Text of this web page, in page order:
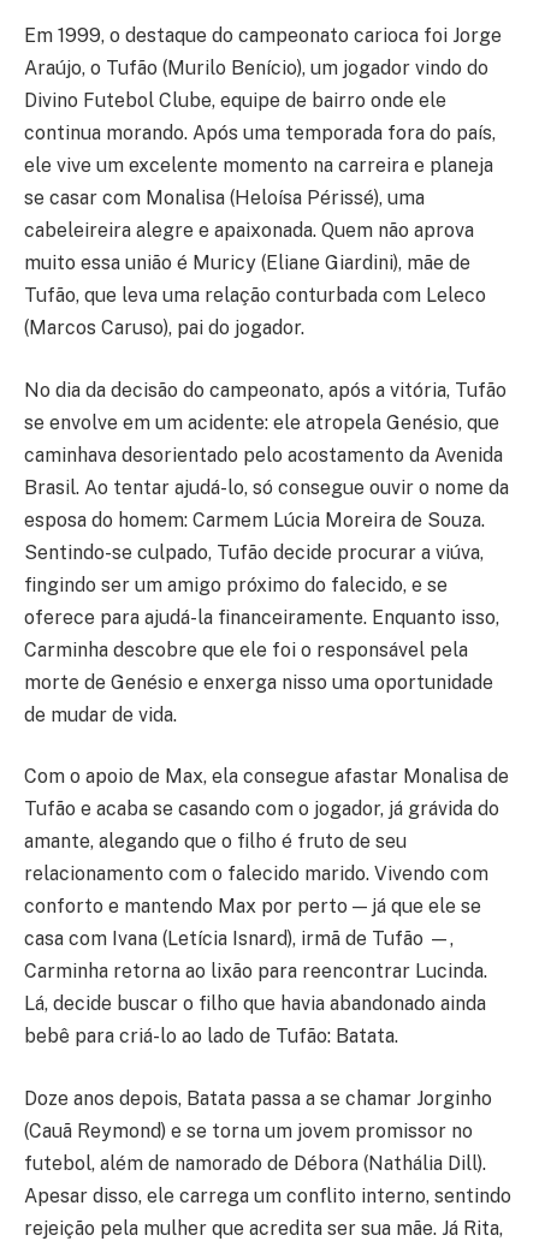
Em 1999, o destaque do campeonato carioca foi Jorge
Araújo, o Tufão (Murilo Benício), um jogador vindo do
Divino Futebol Clube, equipe de bairro onde ele
continua morando. Após uma temporada fora do país,
ele vive um excelente momento na carreira e planeja
se casar com Monalisa (Heloísa Périssé), uma
cabeleireira alegre e apaixonada. Quem não aprova
muito essa união é Muricy (Eliane Giardini), mãe de
Tufão, que leva uma relação conturbada com Leleco
(Marcos Caruso), pai do jogador.
No dia da decisão do campeonato, após a vitória, Tufão
se envolve em um acidente: ele atropela Genésio, que
caminhava desorientado pelo acostamento da Avenida
Brasil. Ao tentar ajudá-lo, só consegue ouvir o nome da
esposa do homem: Carmem Lúcia Moreira de Souza.
Sentindo-se culpado, Tufão decide procurar a viúva,
fingindo ser um amigo próximo do falecido, e se
oferece para ajudá-la financeiramente. Enquanto isso,
Carminha descobre que ele foi o responsável pela
morte de Genésio e enxerga nisso uma oportunidade
de mudar de vida.
Com o apoio de Max, ela consegue afastar Monalisa de
Tufão e acaba se casando com o jogador, já grávida do
amante, alegando que o filho é fruto de seu
relacionamento com o falecido marido. Vivendo com
conforto e mantendo Max por perto — já que ele se
casa com Ivana (Letícia Isnard), irmã de Tufão —,
Carminha retorna ao lixão para reencontrar Lucinda.
Lá, decide buscar o filho que havia abandonado ainda
bebê para criá-lo ao lado de Tufão: Batata.
Doze anos depois, Batata passa a se chamar Jorginho
(Cauã Reymond) e se torna um jovem promissor no
futebol, além de namorado de Débora (Nathália Dill).
Apesar disso, ele carrega um conflito interno, sentindo
rejeição pela mulher que acredita ser sua mãe. Já Rita,